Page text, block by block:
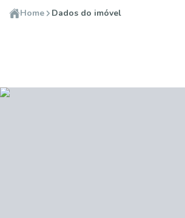
Home Dados do imóvel